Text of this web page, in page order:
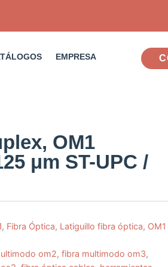
EMPRESA
OM1
μm ST-UPC /
, Fibra Óptica, Latiguillo fibra óptica, OM1
om2, fibra multimodo om3,